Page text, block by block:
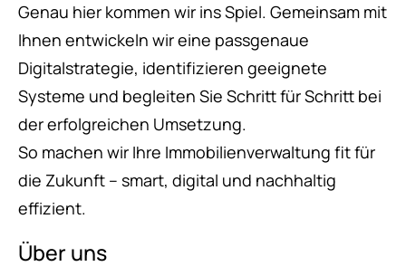
Genau hier kommen wir ins Spiel. Gemeinsam mit
Ihnen entwickeln wir eine passgenaue
Digitalstrategie, identifizieren geeignete
Systeme und begleiten Sie Schritt für Schritt bei
der erfolgreichen Umsetzung.
So machen wir Ihre Immobilienverwaltung fit für
die Zukunft – smart, digital und nachhaltig
effizient.
Über uns